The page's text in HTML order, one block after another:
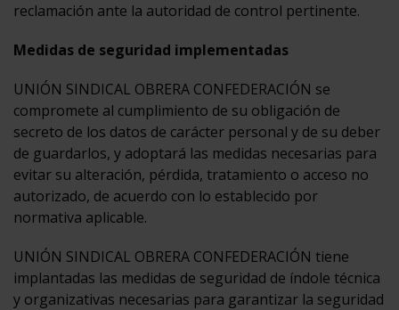
reclamación ante la autoridad de control pertinente.
Medidas de seguridad implementadas
UNIÓN SINDICAL OBRERA CONFEDERACIÓN se
compromete al cumplimiento de su obligación de
secreto de los datos de carácter personal y de su deber
de guardarlos, y adoptará las medidas necesarias para
evitar su alteración, pérdida, tratamiento o acceso no
autorizado, de acuerdo con lo establecido por
normativa aplicable.
UNIÓN SINDICAL OBRERA CONFEDERACIÓN tiene
implantadas las medidas de seguridad de índole técnica
y organizativas necesarias para garantizar la seguridad